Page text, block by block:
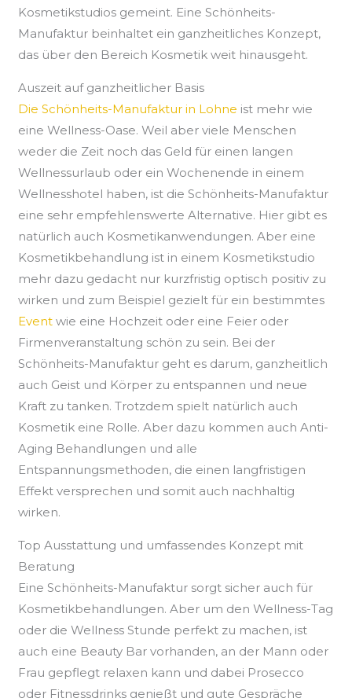
Kosmetikstudios gemeint. Eine Schönheits-
Manufaktur beinhaltet ein ganzheitliches Konzept,
das über den Bereich Kosmetik weit hinausgeht.
Auszeit auf ganzheitlicher Basis
Die Schönheits-Manufaktur in Lohne ist mehr wie
eine Wellness-Oase. Weil aber viele Menschen
weder die Zeit noch das Geld für einen langen
Wellnessurlaub oder ein Wochenende in einem
Wellnesshotel haben, ist die Schönheits-Manufaktur
eine sehr empfehlenswerte Alternative. Hier gibt es
natürlich auch Kosmetikanwendungen. Aber eine
Kosmetikbehandlung ist in einem Kosmetikstudio
mehr dazu gedacht nur kurzfristig optisch positiv zu
wirken und zum Beispiel gezielt für ein bestimmtes
Event wie eine Hochzeit oder eine Feier oder
Firmenveranstaltung schön zu sein. Bei der
Schönheits-Manufaktur geht es darum, ganzheitlich
auch Geist und Körper zu entspannen und neue
Kraft zu tanken. Trotzdem spielt natürlich auch
Kosmetik eine Rolle. Aber dazu kommen auch Anti-
Aging Behandlungen und alle
Entspannungsmethoden, die einen langfristigen
Effekt versprechen und somit auch nachhaltig
wirken.
Top Ausstattung und umfassendes Konzept mit
Beratung
Eine Schönheits-Manufaktur sorgt sicher auch für
Kosmetikbehandlungen. Aber um den Wellness-Tag
oder die Wellness Stunde perfekt zu machen, ist
auch eine Beauty Bar vorhanden, an der Mann oder
Frau gepflegt relaxen kann und dabei Prosecco
oder Fitnessdrinks genießt und gute Gespräche